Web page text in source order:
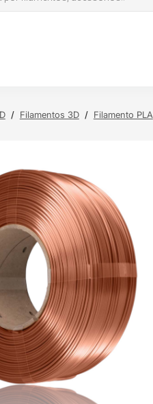
/ Filamentos 3D / Filamento PLA